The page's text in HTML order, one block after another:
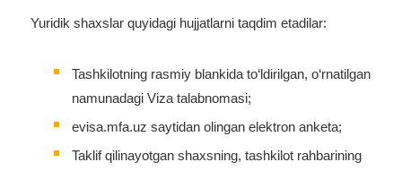
Yuridik shaxslar quyidagi hujjatlarni taqdim etadilar:
Tashkilotning rasmiy blankida to‘ldirilgan, o‘rnatilgan
namunadagi Viza talabnomasi;
evisa.mfa.uz saytidan olingan elektron anketa;
Taklif qilinayotgan shaxsning, tashkilot rahbarining